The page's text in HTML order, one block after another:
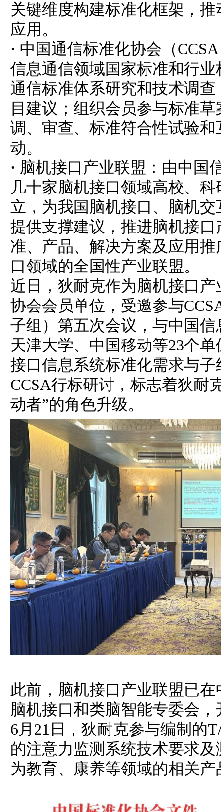
关键维度构建标准化框架，
应用。
· 中国通信标准化协会（
信息通信领域国家标准和行
通信标准体系研究和技术调
目建议；组织会员参与标准
调、审查、标准符合性试验
动。
· 脑机接口产业联盟：由中国
几十家脑机接口领域高校、
立，为我国脑机接口、脑机
提供支撑建议，推进脑机接
准、产品、解决方案及应用
口领域的全国性产业联盟。
近日，狄耐克作为脑机接口
协会会员单位，受邀参与
子组）第五次会议，与中国
天津大学、中国移动等23个
接口信息系统标准化需求与
CCSA行标研讨，标志着狄耐
动者”的角色升级。
此前，脑机接口产业联盟已
脑机接口和类脑智能专委会
6月21日，狄耐克参与编制的
的注意力监测系统技术要求
为教育、康养等领域的相关